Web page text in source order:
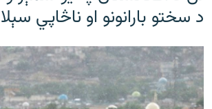
د سختو بارانونو او ناڅاپي